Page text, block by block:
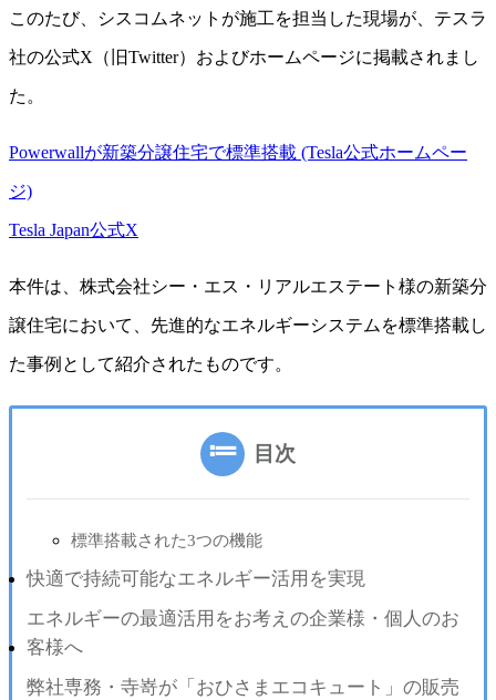
このたび、シスコムネットが施工を担当した現場が、テスラ
社の公式X（旧Twitter）およびホームページに掲載されまし
た。
Powerwallが新築分譲住宅で標準搭載 (Tesla公式ホームペー
ジ)
Tesla Japan公式X
本件は、株式会社シー・エス・リアルエステート様の新築分
譲住宅において、先進的なエネルギーシステムを標準搭載し
た事例として紹介されたものです。
目次
標準搭載された3つの機能
快適で持続可能なエネルギー活用を実現
エネルギーの最適活用をお考えの企業様・個人のお
客様へ
弊社専務・寺嵜が「おひさまエコキュート」の販売